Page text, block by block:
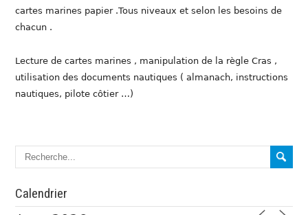
cartes marines papier .Tous niveaux et selon les besoins de
chacun .
Lecture de cartes marines , manipulation de la règle Cras ,
utilisation des documents nautiques ( almanach, instructions
nautiques, pilote côtier …)
Calendrier